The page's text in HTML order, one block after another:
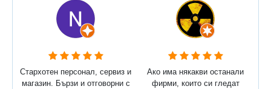
Стархотен персонал, сервиз и
магазин. Бързи и отговорни с
Ако има някакви останали
фирми, които си гледат